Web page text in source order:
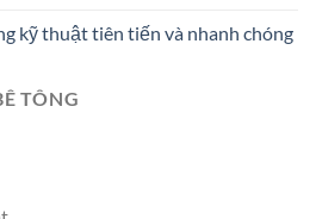
kỹ thuật tiên tiến và nhanh chóng
TÔNG